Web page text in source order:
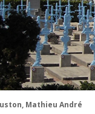
Mathieu André